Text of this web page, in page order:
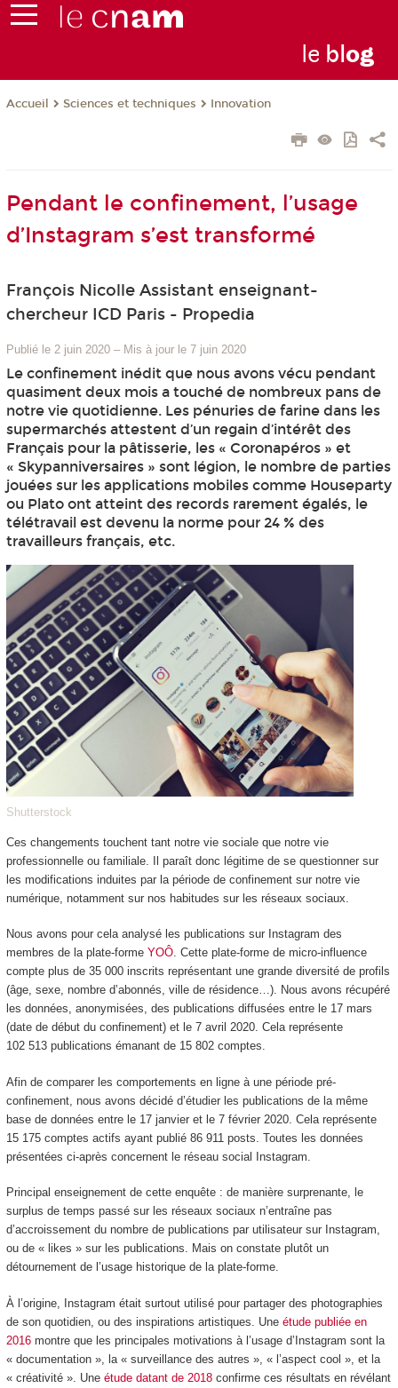
le blog
Accueil Sciences et techniques Innovation
Pendant le confinement, l’usage
d’Instagram s’est transformé
François Nicolle Assistant enseignant-
chercheur ICD Paris - Propedia
Publié le 2 juin 2020 – Mis à jour le 7 juin 2020
Le confinement inédit que nous avons vécu pendant
quasiment deux mois a touché de nombreux pans de
notre vie quotidienne. Les pénuries de farine dans les
supermarchés attestent d’un regain d’intérêt des
Français pour la pâtisserie, les « Coronapéros » et
« Skypanniversaires » sont légion, le nombre de parties
jouées sur les applications mobiles comme Houseparty
ou Plato ont atteint des records rarement égalés, le
télétravail est devenu la norme pour 24 % des
travailleurs français, etc.
Shutterstock
Ces changements touchent tant notre vie sociale que notre vie
professionnelle ou familiale. Il paraît donc légitime de se questionner sur
les modifications induites par la période de confinement sur notre vie
numérique, notamment sur nos habitudes sur les réseaux sociaux.
Nous avons pour cela analysé les publications sur Instagram des
membres de la plate-forme YOÔ. Cette plate-forme de micro-influence
compte plus de 35 000 inscrits représentant une grande diversité de profils
(âge, sexe, nombre d’abonnés, ville de résidence…). Nous avons récupéré
les données, anonymisées, des publications diffusées entre le 17 mars
(date de début du confinement) et le 7 avril 2020. Cela représente
102 513 publications émanant de 15 802 comptes.
Afin de comparer les comportements en ligne à une période pré-
confinement, nous avons décidé d’étudier les publications de la même
base de données entre le 17 janvier et le 7 février 2020. Cela représente
15 175 comptes actifs ayant publié 86 911 posts. Toutes les données
présentées ci-après concernent le réseau social Instagram.
Principal enseignement de cette enquête : de manière surprenante, le
surplus de temps passé sur les réseaux sociaux n’entraîne pas
d’accroissement du nombre de publications par utilisateur sur Instagram,
ou de « likes » sur les publications. Mais on constate plutôt un
détournement de l’usage historique de la plate-forme.
À l’origine, Instagram était surtout utilisé pour partager des photographies
de son quotidien, ou des inspirations artistiques. Une étude publiée en
2016montre que les principales motivations à l’usage d’Instagram sont la
« documentation », la « surveillance des autres », « l’aspect cool », et la
« créativité ». Une étude datant de 2018confirme ces résultats en révélant